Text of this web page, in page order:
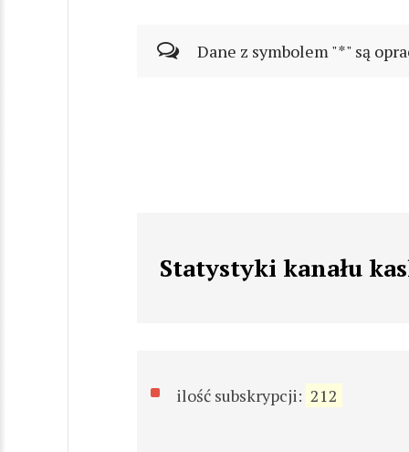
Dane z symbolem "*" są
Statystyki kanału
ilość subskrypcji: 212